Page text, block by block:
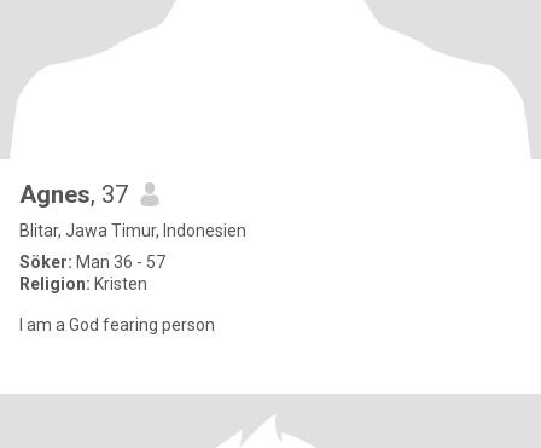
Agnes, 37
Blitar, Jawa Timur, Indonesien
Söker: Man 36 - 57
Religion: Kristen
I am a God fearing person